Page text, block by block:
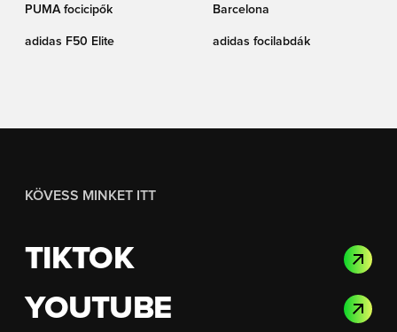
PUMA focicipők Barcelona
adidas F50 Elite adidas focilabdák
KÖVESS MINKET ITT
TIKTOK
YOUTUBE